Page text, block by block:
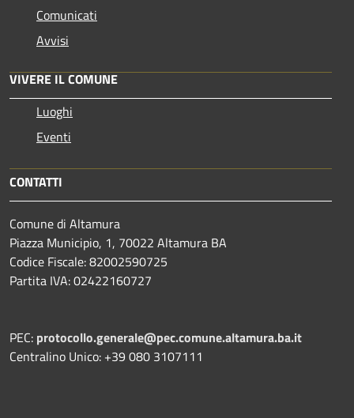
Comunicati
Avvisi
VIVERE IL COMUNE
Luoghi
Eventi
CONTATTI
Comune di Altamura
Piazza Municipio, 1, 70022 Altamura BA
Codice Fiscale: 82002590725
Partita IVA: 02422160727
PEC: protocollo.generale@pec.comune.altamura.ba.it
Centralino Unico: +39 080 3107111